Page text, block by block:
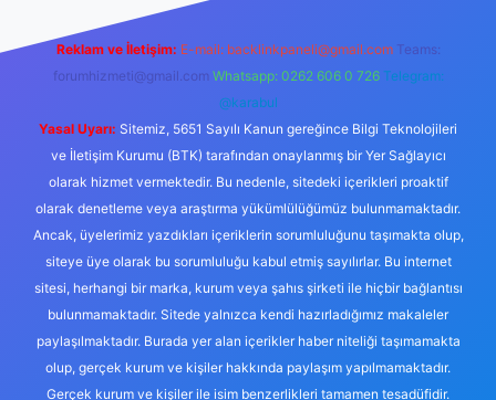
Reklam ve İletişim: E-mail: backlinkpaneli@gmail.com Teams:
forumhizmeti@gmail.com Whatsapp: 0262 606 0 726 Telegram:
@karabul
Yasal Uyarı: Sitemiz, 5651 Sayılı Kanun gereğince Bilgi Teknolojileri
ve İletişim Kurumu (BTK) tarafından onaylanmış bir Yer Sağlayıcı
olarak hizmet vermektedir. Bu nedenle, sitedeki içerikleri proaktif
olarak denetleme veya araştırma yükümlülüğümüz bulunmamaktadır.
Ancak, üyelerimiz yazdıkları içeriklerin sorumluluğunu taşımakta olup,
siteye üye olarak bu sorumluluğu kabul etmiş sayılırlar. Bu internet
sitesi, herhangi bir marka, kurum veya şahıs şirketi ile hiçbir bağlantısı
bulunmamaktadır. Sitede yalnızca kendi hazırladığımız makaleler
paylaşılmaktadır. Burada yer alan içerikler haber niteliği taşımamakta
olup, gerçek kurum ve kişiler hakkında paylaşım yapılmamaktadır.
Gerçek kurum ve kişiler ile isim benzerlikleri tamamen tesadüfidir.